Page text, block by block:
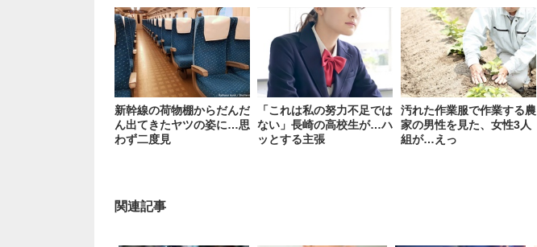
新幹線の荷物棚からだんだ
ん出てきたヤツの姿に…思
わず二度見
「これは私の努力不足では
ない」長崎の高校生が…ハ
ッとする主張
汚れた作業服で作業する農
家の男性を見た、女性3人
組が…えっ
関連記事